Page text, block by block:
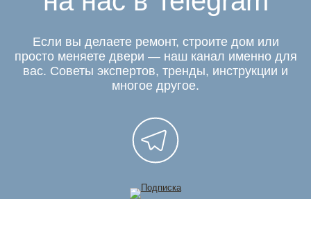
Если вы делаете ремонт, строите дом или
просто меняете двери — наш канал именно для
вас. Советы экспертов, тренды, инструкции и
многое другое.